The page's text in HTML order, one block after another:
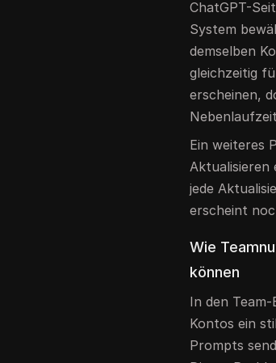
ChatGPT-
System
demselben
gleichzeitig
erscheinen,
Ein weiteres
Aktualisieren
jede
erscheint
Wie
können
In den
Kontos ein
Prompts